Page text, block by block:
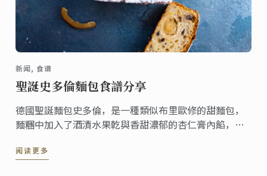
新闻, 食谱
聖誕史多倫麵包食譜分享
德國聖誕麵包史多倫，是一種類似布里歐修的甜麵包，
麵糰中加入了酒漬水果亁與香甜濃郁的杏仁膏內餡，出
可做出兩個，無論是聚會或當成禮物來送都很合適。
阅读更多